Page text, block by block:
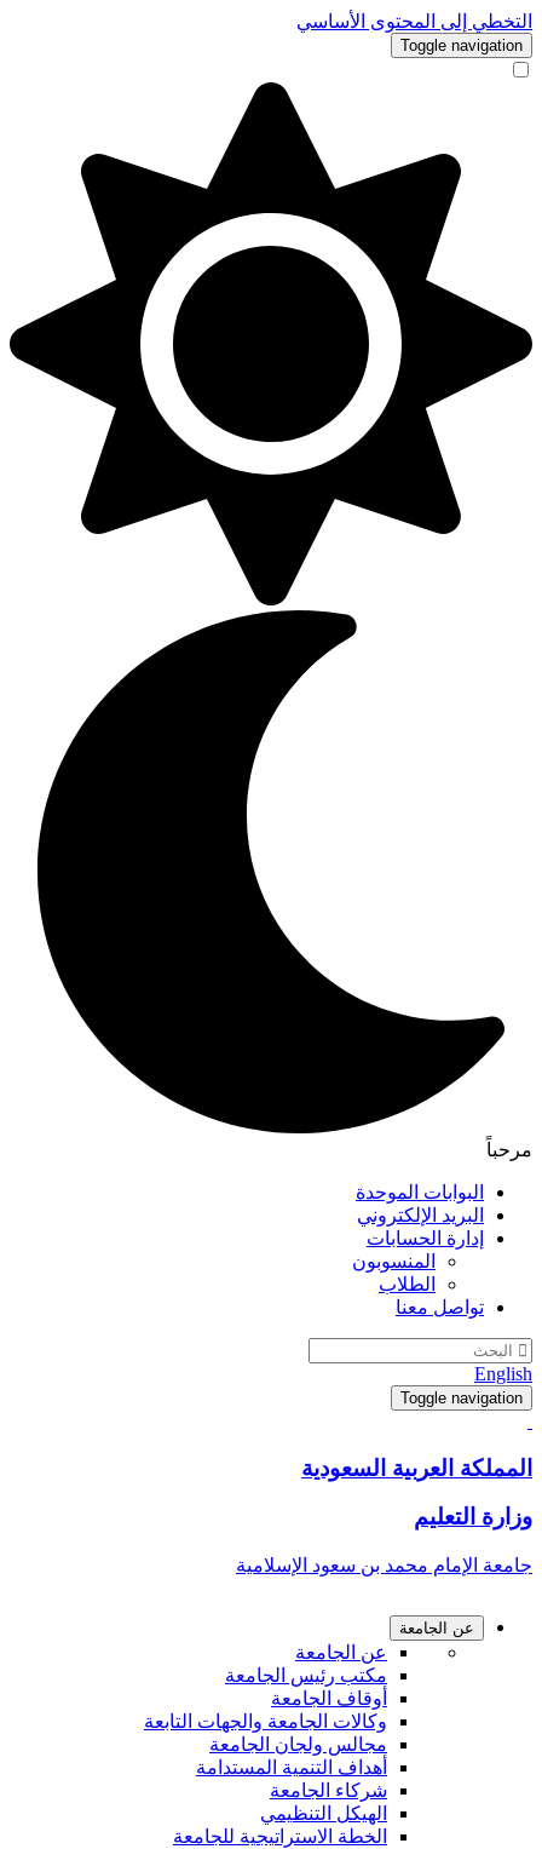
التخطي إلى المحتوى الأساسي
Toggle navigation
مرحباً
البوابات الموحدة
البريد الإلكتروني
إدارة الحسابات
المنسوبون
الطلاب
تواصل معنا
English
Toggle navigation
المملكة العربية السعودية
وزارة التعليم
جامعة الإمام محمد بن سعود الإسلامية
عن الجامعة
عن الجامعة
مكتب رئيس الجامعة
أوقاف الجامعة
وكالات الجامعة والجهات التابعة
مجالس ولجان الجامعة
أهداف التنمية المستدامة
شركاء الجامعة
الهيكل التنظيمي
الخطة الاستراتيجية للجامعة